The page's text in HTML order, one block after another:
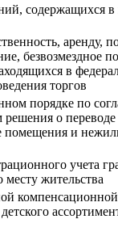
содержащихся в
аренду,
безвозмездное
в
торгов
порядке по
о
и
учета
жительства